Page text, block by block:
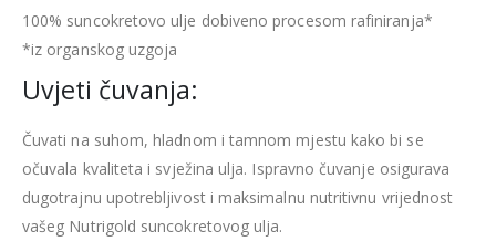
100% suncokretovo ulje dobiveno procesom rafiniranja*
*iz organskog uzgoja
Uvjeti čuvanja:
Čuvati na suhom, hladnom i tamnom mjestu kako bi se
očuvala kvaliteta i svježina ulja. Ispravno čuvanje osigurava
dugotrajnu upotrebljivost i maksimalnu nutritivnu vrijednost
vašeg Nutrigold suncokretovog ulja.